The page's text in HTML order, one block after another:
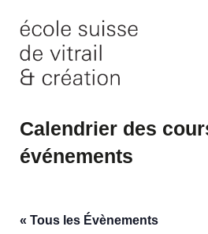
content
Calendrier des
événements
« Tous les Évènements